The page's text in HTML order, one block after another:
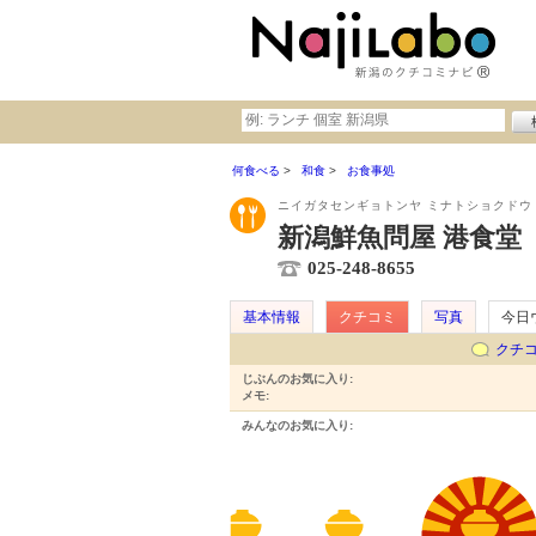
何食べる 和食 お食事処
ニイガタセンギョトンヤ ミナトショクドウ
新潟鮮魚問屋 港食堂
025-248-8655
基本情報 クチコミ 写真
今日
クチ
じぶんのお気に入り:
メモ:
みんなのお気に入り: